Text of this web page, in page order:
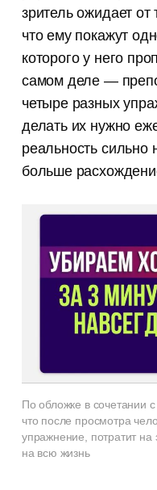
зритель ожидает от
что ему покажут
которого у него
самом деле —
четыре разных
делать их нужно
реальность
больше
По обложке в сочетании
что после просмотра
упражнение, потратит
на всю жизнь